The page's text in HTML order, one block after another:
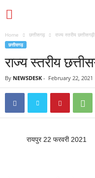
Home छत्तीसगढ़ राज्य स्तरीय
छत्तीसगढ़
राज्य स्तरीय
By NEWSDESK - February 22, 2021
रायपुर 22 फरवरी 2021